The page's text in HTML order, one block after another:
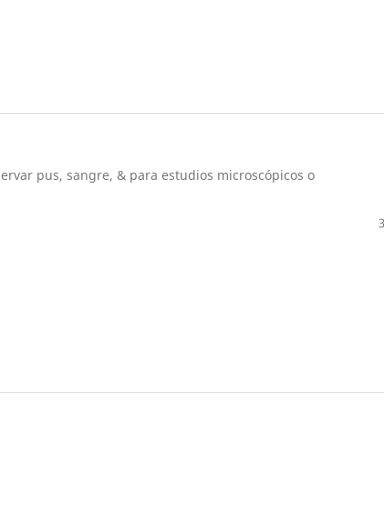
pus, sangre, & para estudios microscópicos o